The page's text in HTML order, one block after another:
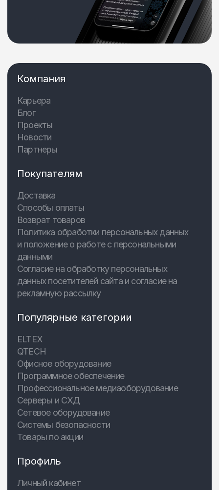
Компания
Карьера
Блог
Проекты
Новости
Партнеры
Покупателям
Доставка
Способы оплаты
Возврат товаров
Политика обработки персональных данных
и положение о работе с персональными
данными
Согласие на обработку персональных
данных посетителей сайта и согласие на
рекламную рассылку
Популярные категории
ELTEX
QTECH
Офисное оборудование
Программное обеспечение
Профессиональное медиаоборудование
Серверы и СХД
Сетевое оборудование
Системы безопасности
Товары по акции
Профиль
Личный кабинет